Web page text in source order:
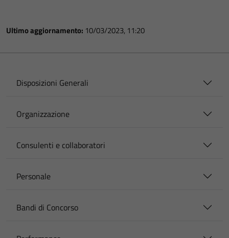
Ultimo aggiornamento: 10/03/2023, 11:20
Disposizioni Generali
Organizzazione
Consulenti e collaboratori
Personale
Bandi di Concorso